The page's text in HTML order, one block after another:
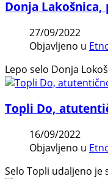
Donja
27/09/2022
Objavljeno u
Lepo selo Donja
Topli Do,
16/09/2022
Objavljeno u
Selo Topli udaljeno je